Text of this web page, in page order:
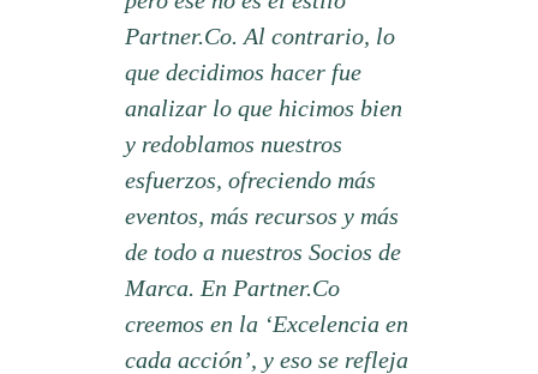
Partner.Co. Al contrario, lo
que decidimos hacer fue
analizar lo que hicimos bien
y redoblamos nuestros
esfuerzos, ofreciendo más
eventos, más recursos y más
de todo a nuestros Socios de
Marca. En Partner.Co
creemos en la ‘Excelencia en
cada acción’, y eso se refleja